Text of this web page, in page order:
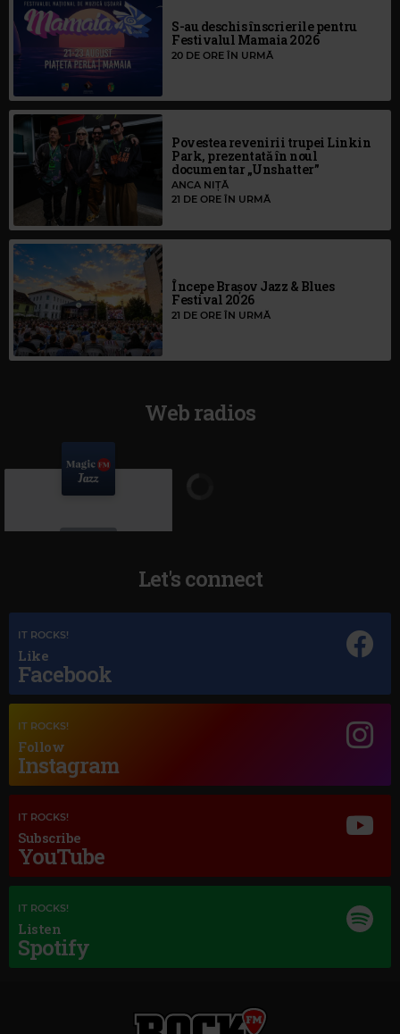
S-au deschis înscrierile pentru
Festivalul Mamaia 2026
20 DE ORE ÎN URMĂ
Povestea revenirii trupei Linkin
Park, prezentată în noul
documentar „Unshatter”
ANCA NIȚĂ
21 DE ORE ÎN URMĂ
Începe Brașov Jazz & Blues
Festival 2026
21 DE ORE ÎN URMĂ
Web radios
Magic Jazz
DIANA KRALL –TEMPTATION
Let's connect
IT ROCKS!
Like
Facebook
IT ROCKS!
Follow
Instagram
IT ROCKS!
Subscribe
YouTube
IT ROCKS!
Listen
Spotify